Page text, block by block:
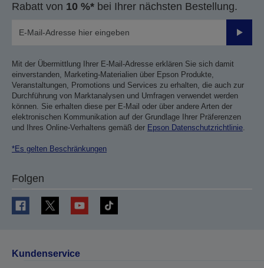
Rabatt von 10 %* bei Ihrer nächsten Bestellung.
Mit der Übermittlung Ihrer E-Mail-Adresse erklären Sie sich damit
einverstanden, Marketing-Materialien über Epson Produkte,
Veranstaltungen, Promotions und Services zu erhalten, die auch zur
Durchführung von Marktanalysen und Umfragen verwendet werden
können. Sie erhalten diese per E-Mail oder über andere Arten der
elektronischen Kommunikation auf der Grundlage Ihrer Präferenzen
und Ihres Online-Verhaltens gemäß der Epson Datenschutzrichtlinie.
*Es gelten Beschränkungen
Folgen
Kundenservice